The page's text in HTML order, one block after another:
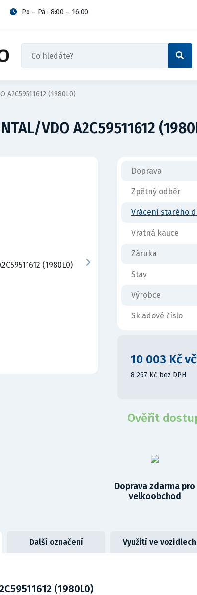
Po – Pá : 8:00 – 16:00
A2C59511612 (1980L0)
VDO A2C59511612
Doprava
Zpětný odběr
Vrácení starého
Vratná kauce
Záruka
Stav
Výrobce
Skladové číslo
10 003 Kč
8 267 Kč bez DPH
Ověřit
Doprava zdarma pro
velkoobchod
Další označení Využití ve vozidlech
(1980L0)